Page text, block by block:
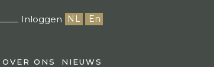
Inloggen NL En
OVER ONS NIEUWS